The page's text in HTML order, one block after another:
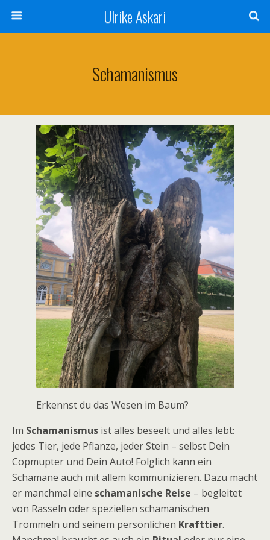
Ulrike Askari
Schamanismus
Erkennst du das Wesen im Baum?
Im Schamanismus ist alles beseelt und alles lebt:
jedes Tier, jede Pflanze, jeder Stein – selbst Dein
Copmupter und Dein Auto! Folglich kann ein
Schamane auch mit allem kommunizieren. Dazu macht
er manchmal eine schamanische Reise – begleitet
von Rasseln oder speziellen schamanischen
Trommeln und seinem persönlichen Krafttier.